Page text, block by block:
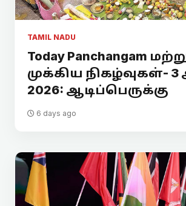
TAMIL NADU
Today Panchangam
முக்கிய நிகழ்வுகள்-
2026: ஆடிப்பெருக்கு
6 days ago